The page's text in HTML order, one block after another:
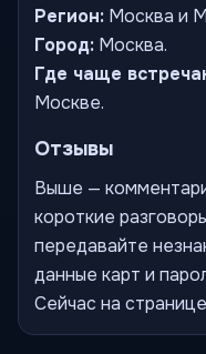
Регион: Москва и
Город: Москва.
Где чаще
Москве.
Отзывы
Выше —
короткие
передавайте
данные карт и
Сейчас на странице